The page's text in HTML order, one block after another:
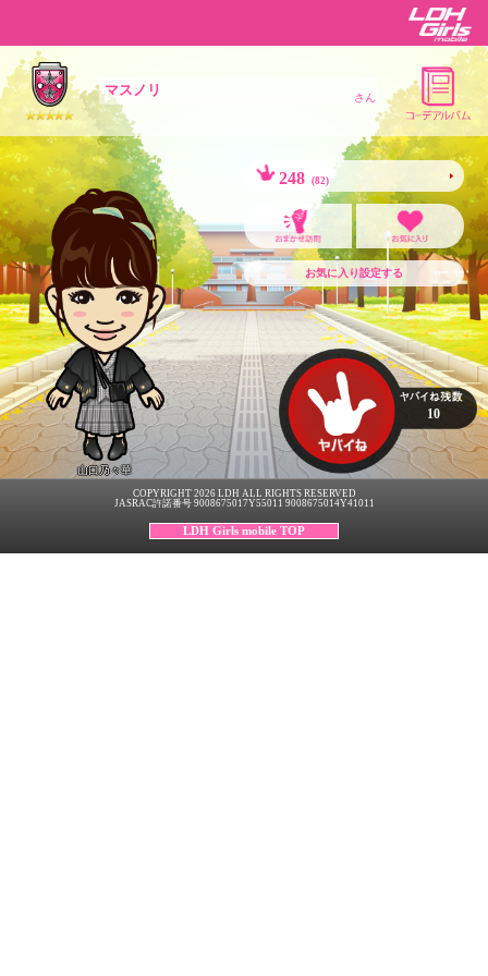
マスノリ さん
山口乃々華
248 (82)
お気に入り設定する
10
COPYRIGHT 2026 LDH ALL RIGHTS RESERVED
JASRAC許諾番号 9008675017Y55011 9008675014Y41011
LDH Girls mobile TOP